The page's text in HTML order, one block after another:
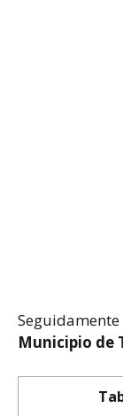
Municipio de